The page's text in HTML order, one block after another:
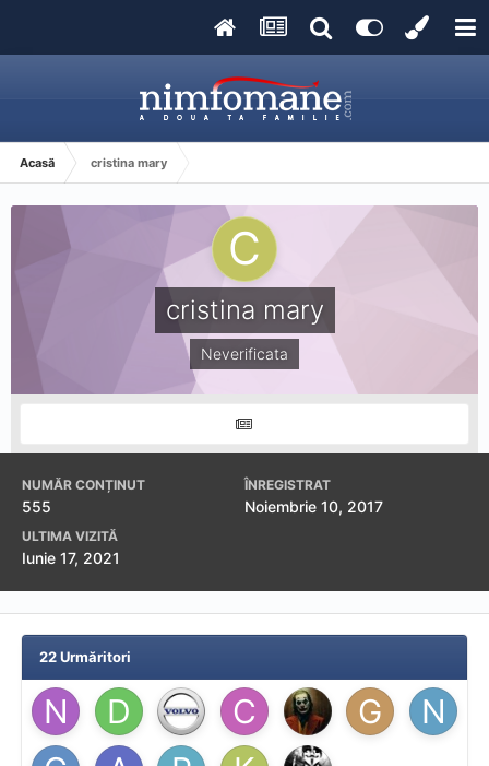
Acasă cristina mary
cristina mary
Neverificata
NUMĂR CONȚINUT
555
ÎNREGISTRAT
Noiembrie 10, 2017
ULTIMA VIZITĂ
Iunie 17, 2021
22 Urmăritori